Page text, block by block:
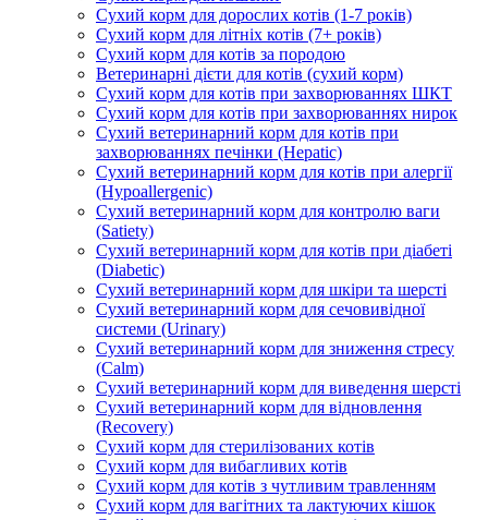
Сухий корм для дорослих котів (1-7 років)
Сухий корм для літніх котів (7+ років)
Сухий корм для котів за породою
Ветеринарні дієти для котів (сухий корм)
Сухий корм для котів при захворюваннях ШКТ
Сухий корм для котів при захворюваннях нирок
Сухий ветеринарний корм для котів при
захворюваннях печінки (Hepatic)
Сухий ветеринарний корм для котів при алергії
(Hypoallergenic)
Сухий ветеринарний корм для контролю ваги
(Satiety)
Сухий ветеринарний корм для котів при діабеті
(Diabetic)
Сухий ветеринарний корм для шкіри та шерсті
Сухий ветеринарний корм для сечовивідної
системи (Urinary)
Сухий ветеринарний корм для зниження стресу
(Calm)
Сухий ветеринарний корм для виведення шерсті
Сухий ветеринарний корм для відновлення
(Recovery)
Сухий корм для стерилізованих котів
Сухий корм для вибагливих котів
Сухий корм для котів з чутливим травленням
Сухий корм для вагітних та лактуючих кішок